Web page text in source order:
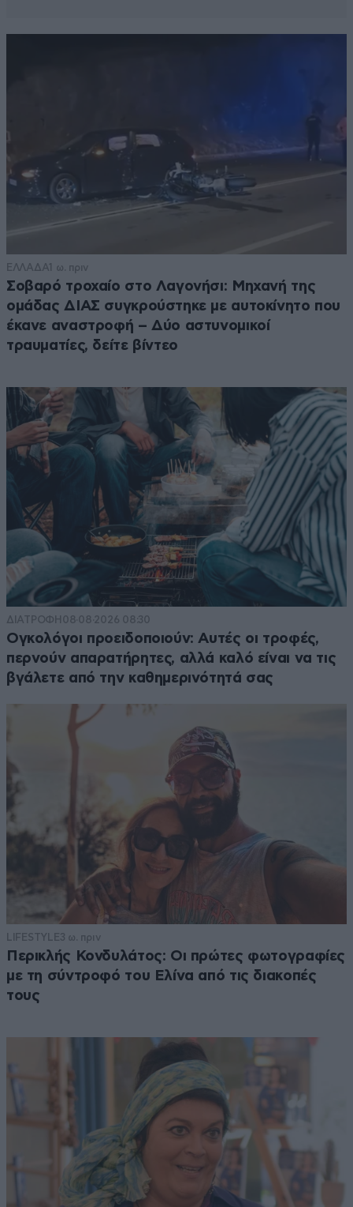
ΕΛΛΑΔΑ1 ω. πριν
Σοβαρό τροχαίο στο Λαγονήσι: Μηχανή της
ομάδας ΔΙΑΣ συγκρούστηκε με αυτοκίνητο που
έκανε αναστροφή – Δύο αστυνομικοί
τραυματίες, δείτε βίντεο
ΔΙΑΤΡΟΦΗ 08·08·2026 08:30
Ογκολόγοι προειδοποιούν: Αυτές οι τροφές,
περνούν απαρατήρητες, αλλά καλό είναι να τις
βγάλετε από την καθημερινότητά σας
LIFESTYLE3 ω. πριν
Περικλής Κονδυλάτος: Οι πρώτες φωτογραφίες
με τη σύντροφό του Ελίνα από τις διακοπές
τους